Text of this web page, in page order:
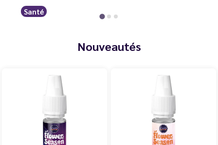
Santé
Nouveautés